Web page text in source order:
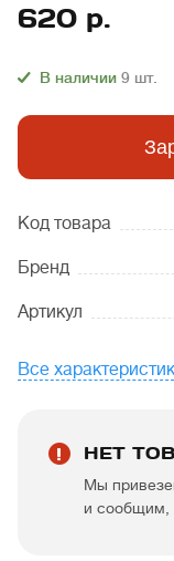
620 р.
В наличии 9 шт.
Код товара
Бренд
Артикул
Все
НЕТ
Мы
и сообщим,